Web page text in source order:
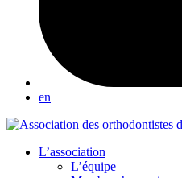
en
L’association
L’équipe